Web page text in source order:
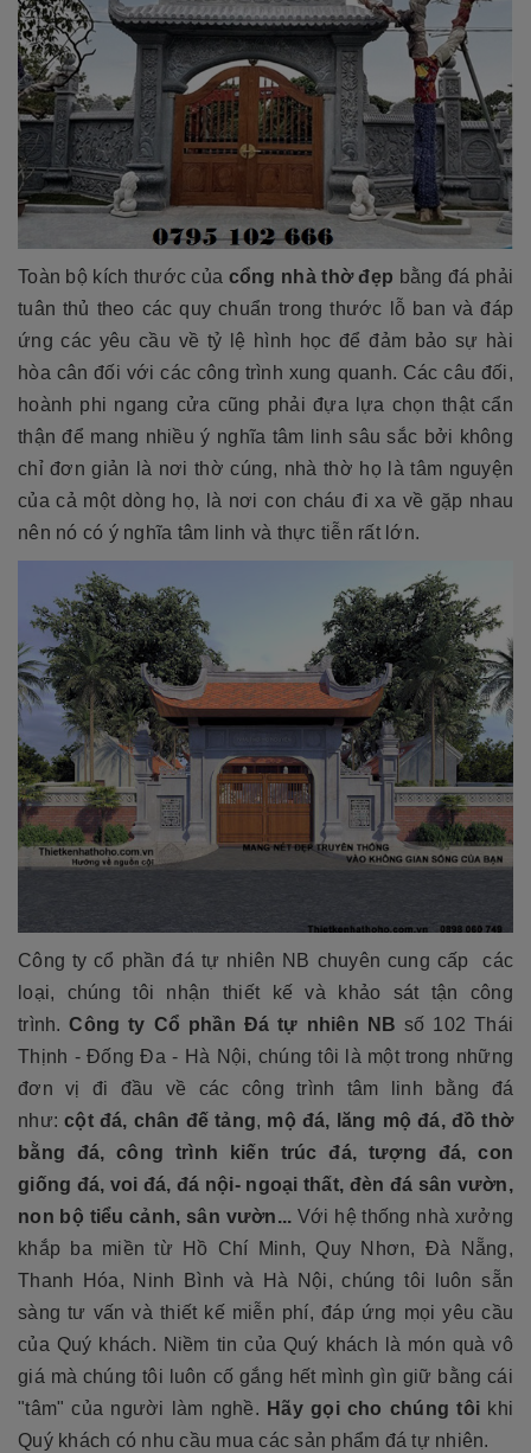
Toàn bộ kích thước của cổng nhà thờ đẹp bằng đá phải
tuân thủ theo các quy chuẩn trong thước lỗ ban và đáp
ứng các yêu cầu về tỷ lệ hình học để đảm bảo sự hài
hòa cân đối với các công trình xung quanh. Các câu đối,
hoành phi ngang cửa cũng phải đựa lựa chọn thật cẩn
thận để mang nhiều ý nghĩa tâm linh sâu sắc bởi không
chỉ đơn giản là nơi thờ cúng, nhà thờ họ là tâm nguyện
của cả một dòng họ, là nơi con cháu đi xa về gặp nhau
nên nó có ý nghĩa tâm linh và thực tiễn rất lớn.
Công ty cổ phần đá tự nhiên NB chuyên cung cấp các
loại, chúng tôi nhận thiết kế và khảo sát tận công
trình.Công ty Cổ phần Đá tự nhiên NB số 102 Thái
Thịnh - Đống Đa - Hà Nội, chúng tôi là một trong những
đơn vị đi đầu về các công trình tâm linh bằng đá
như: cột đá, chân đế tảng, mộ đá, lăng mộ đá, đồ thờ
bằng đá, công trình kiến trúc đá, tượng đá, con
giống đá, voi đá, đá nội- ngoại thất, đèn đá sân vườn,
non bộ tiểu cảnh, sân vườn... Với hệ thống nhà xưởng
khắp ba miền từ Hồ Chí Minh, Quy Nhơn, Đà Nẵng,
Thanh Hóa, Ninh Bình và Hà Nội, chúng tôi luôn sẵn
sàng tư vấn và thiết kế miễn phí, đáp ứng mọi yêu cầu
của Quý khách. Niềm tin của Quý khách là món quà vô
giá mà chúng tôi luôn cố gắng hết mình gìn giữ bằng cái
"tâm" của người làm nghề. Hãy gọi cho chúng tôi khi
Quý khách có nhu cầu mua các sản phẩm đá tự nhiên.